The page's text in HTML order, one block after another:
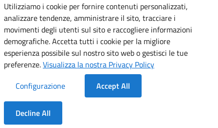
Dentro la Sezione
Dichiarazione di accessibilità
Informativa cookie
Note legali
Servizi Applicativi
Utilizziamo i cookie per fornire contenuti personalizzati,
analizzare tendenze, amministrare il sito, tracciare i
movimenti degli utenti sul sito e raccogliere informazioni
demografiche. Accetta tutti i cookie per la migliore
esperienza possibile sul nostro sito web o gestisci le tue
preferenze.Visualizza la nostra Privacy Policy
Configurazione
Accept All
Decline All